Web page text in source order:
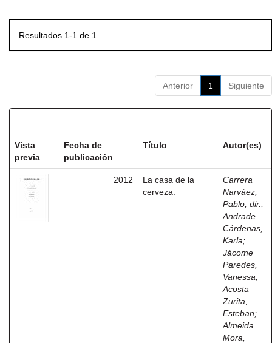
Resultados 1-1 de 1.
Anterior 1 Siguiente
Vista
previa
Fecha de
publicación
Título Autor(es)
2012
La casa de la
cerveza.
Carrera
Narváez,
Pablo, dir. ;
Andrade
Cárdenas,
Karla;
Jácome
Paredes,
Vanessa;
Acosta
Zurita,
Esteban;
Almeida
Mora,